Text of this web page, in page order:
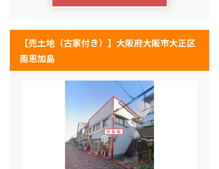
【売土地（古家付き）】大阪府大阪市大正区
南恩加島